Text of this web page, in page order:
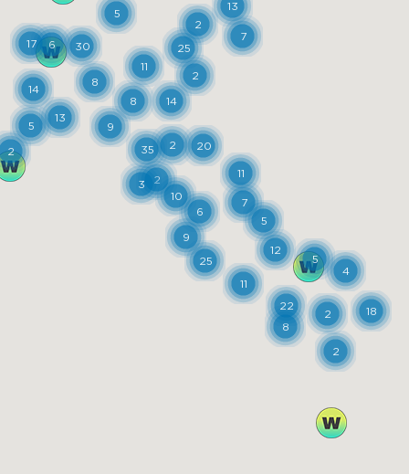
22
5
12
8
25
9
6
7
8
11
5
3
25
11
13
35
7
30
5
2
14
2
20
11
17
13
14
9
2
8
2
2
6
2
5
10
2
18
4